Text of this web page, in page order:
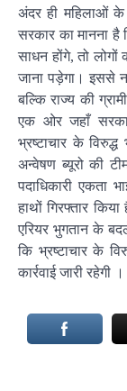
अंदर ही महिलाओं
सरकार का मानना
साधन होंगे, तो लोगों
जाना पड़ेगा। इससे
बल्कि राज्य की
एक ओर जहाँ
भ्रष्टाचार के विरुद्ध
अन्वेषण ब्यूरो की
पदाधिकारी एकता
हाथों गिरफ्तार किया
एरियर भुगतान के
कि भ्रष्टाचार के
कार्रवाई जारी रहेगी ।